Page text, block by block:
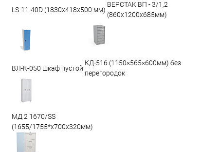
LS-11-40D (1830x418x500 мм)
ВЕРСТАК ВП - 3/1,2
(860х1200х685мм)
ВЛ-К-050 шкаф пустой
КД-516 (1150×565×600мм) без
перегородок
МД 2 1670/SS
(1655/1755*x700x320мм)